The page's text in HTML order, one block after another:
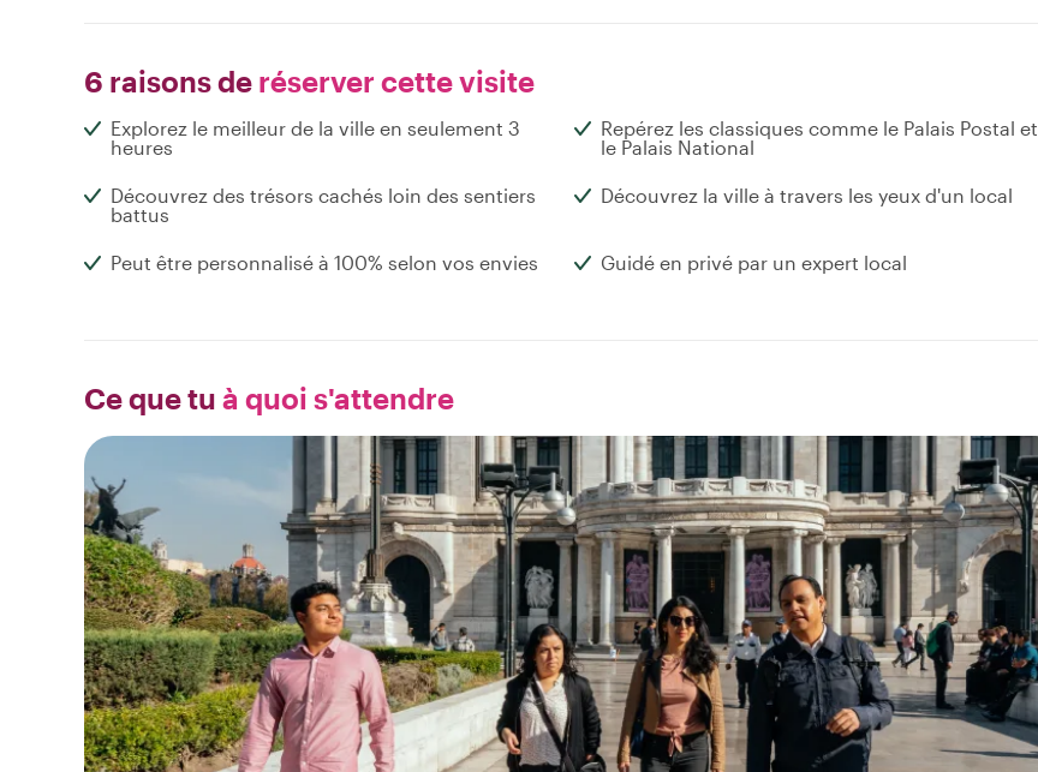
6 raisons de réserver cette visite
Explorez le meilleur de la ville en seulement 3
heures
Repérez les classiques comme le Palais Postal et
le Palais National
Découvrez des trésors cachés loin des sentiers
battus
Découvrez la ville à travers les yeux d'un local
Peut être personnalisé à 100% selon vos envies Guidé en privé par un expert local
Ce que tu à quoi s'attendre